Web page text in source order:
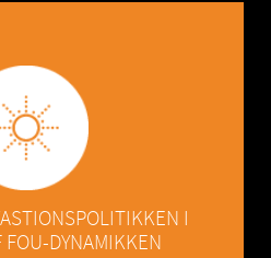
I
FOU-DYNAMIKKEN
produkter og tjenester
til patienter,
og samfundet generelt.